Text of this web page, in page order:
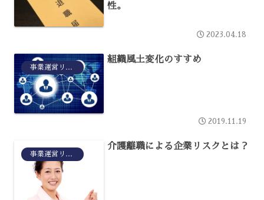
性。
2023.04.18
事業運営リスク
組織風土変化のすすめ
2019.11.19
事業運営リスク
介護離職による企業リスクとは？